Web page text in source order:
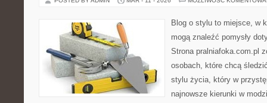
Blog o stylu to miejsce, w
mogą znaleźć pomysły
Strona pralniafoka.com.pl
osobach, które chcą
stylu życia, który w
najnowsze kierunki w